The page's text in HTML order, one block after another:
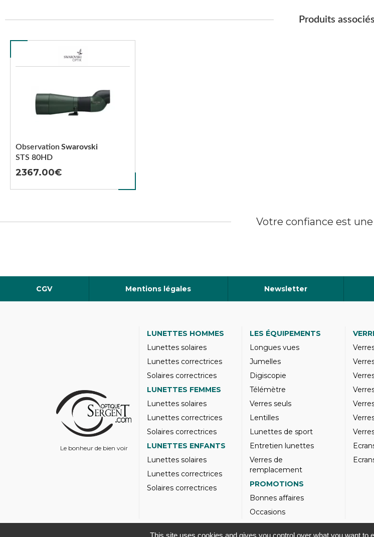
Produits associés
STS 80HD
Observation Swarovski
2367.00
Votre confiance est
CGV Mentions légales Newsletter
Le bonheur de bien voir
LUNETTES HOMMES
Lunettes solaires
Lunettes correctrices
Solaires correctrices
LUNETTES FEMMES
Lunettes solaires
Lunettes correctrices
Solaires correctrices
LUNETTES ENFANTS
Lunettes solaires
Lunettes correctrices
Solaires correctrices
LES ÉQUIPEMENTS
Longues vues
Jumelles
Digiscopie
Télémètre
Verres seuls
Lentilles
Lunettes de sport
Entretien lunettes
Verres de
remplacement
PROMOTIONS
Bonnes affaires
Occasions
© Optique Sergent 2026 - SIRET
This site uses cookies and gives you control over what you want to